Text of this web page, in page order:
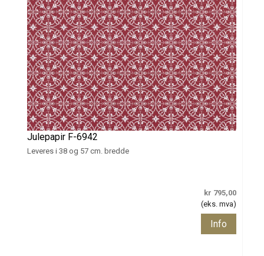
Julepapir F-6942
Leveres i 38 og 57 cm. bredde
kr 795,00
(eks. mva)
Info